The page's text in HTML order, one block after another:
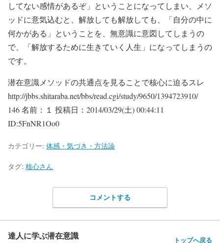
してない感情があるぞ」ということになってしまい、メソ
ッドに意気込むと、解放しても解放しても、「自分の中に
何かがある」ということを、無意識に意図してしまうの
で、「解放するために生きていく人生」になってしまうの
です。
潜在意識メソッドの共通点を見ることで核心に迫るスレ
http://jbbs.shitaraba.net/bbs/read.cgi/study/9650/1394723910/
146 名前：１ 投稿日：2014/03/29(土) 00:44:11
ID:5FnNR1Oo0
カテゴリー: 体感・気づき・方法論
タグ: 核心さん
コメントする
達人に学ぶ潜在意識 トップへ戻る